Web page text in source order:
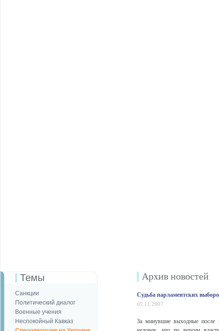
Темы
Санкции
Политический диалог
Военные учения
Неспокойный Кавказ
Архив новостей
Судьба парламентских
05.11.2007
За минувшие выходные после